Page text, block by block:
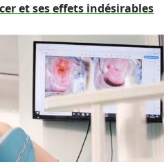
et ses effets indésirables